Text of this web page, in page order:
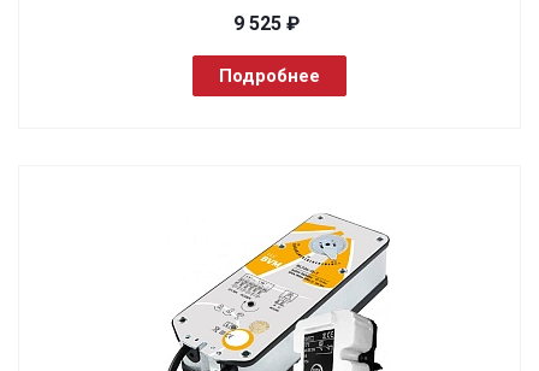
9 525 ₽
Подробнее